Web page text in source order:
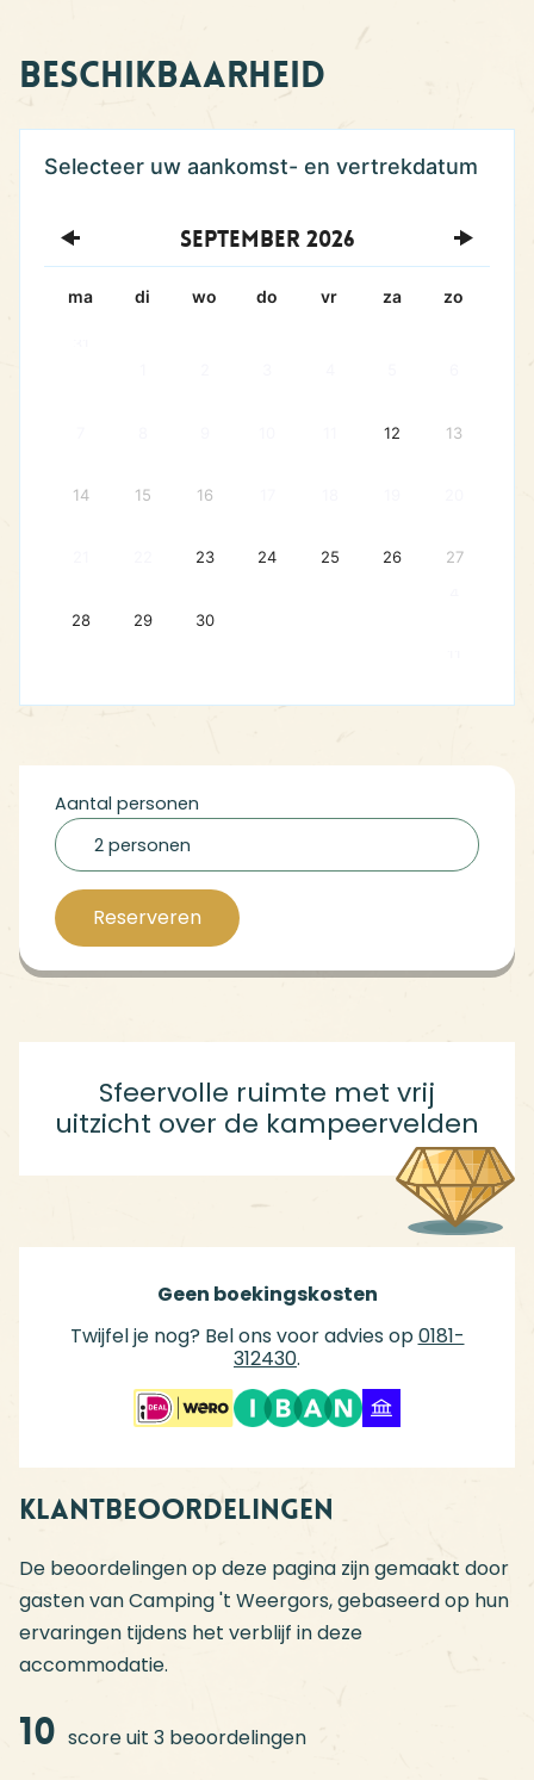
Beschikbaarheid
September 2026
ma di wo do vr za zo
12 13
14 15 16
23 24 25 26 27
28 29 30
Aantal personen
2 personen
Reserveren
Sfeervolle ruimte met vrij
uitzicht over de kampeervelden
Geen boekingskosten
Twijfel je nog? Bel ons voor advies op0181-
312430.
Klantbeoordelingen
De beoordelingen op deze pagina zijn gemaakt door
gasten van Camping 't Weergors, gebaseerd op hun
ervaringen tijdens het verblijf in deze
accommodatie.
10 score uit 3 beoordelingen